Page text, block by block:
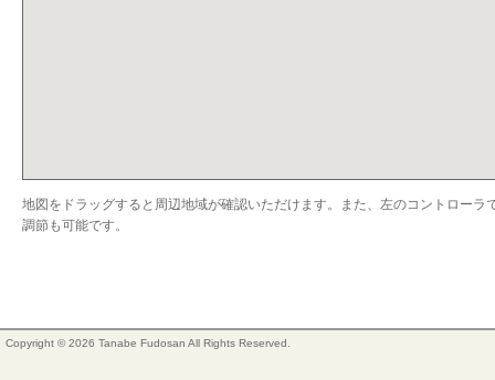
地図をドラッグすると周辺地域が確認いただけます。また、左のコントローラ
調節も可能です。
Copyright © 2026 Tanabe Fudosan All Rights Reserved.